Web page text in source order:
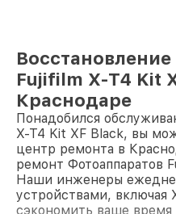
Fujifilm X-T4 Kit
Краснодаре
Понадобился
X-T4 Kit XF Black, вы
центр ремонта в
ремонт Фотоаппаратов
Наши инженеры
устройствами, включая
сэкономить ваше